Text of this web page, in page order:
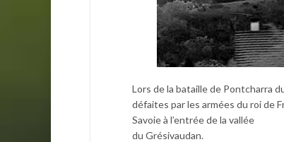
Lors de la bataille de Pontcharra
défaites par les armées du roi de
Savoie à l’entrée de la vallée
du Grésivaudan.